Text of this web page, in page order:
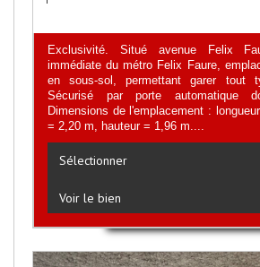
Exclusivité. Situé avenue Felix
immédiate du métro Felix Faure,
en sous-sol, permettant garer tout
Sécurisé par porte automatique
Dimensions de l'emplacement :
= 2,20 m, hauteur = 1,96 m....
Sélectionner
Voir le bien